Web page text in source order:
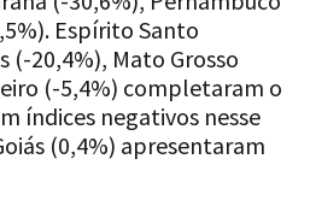
Espírito Santo
(-20,4%), Mato Grosso
(-5,4%) completaram o
índices negativos nesse
(0,4%) apresentaram